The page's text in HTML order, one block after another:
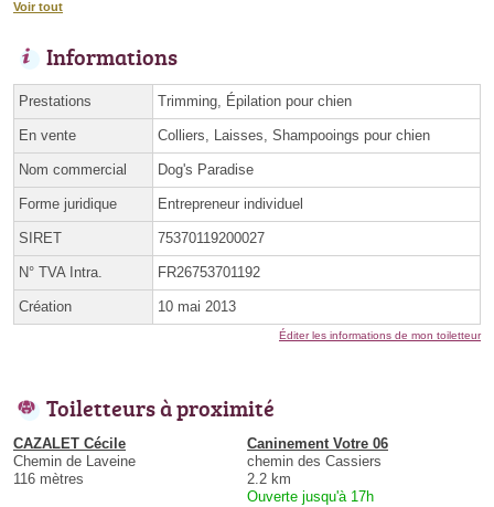
Voir tout
Informations
Prestations Trimming, Épilation pour chien
En vente Colliers, Laisses, Shampooings pour chien
Nom commercial Dog's Paradise
Forme juridique Entrepreneur individuel
SIRET 75370119200027
N° TVA Intra. FR26753701192
Création 10 mai 2013
Éditer les informations de mon toiletteur
Toiletteurs à proximité
CAZALET Cécile
Chemin de Laveine
116 mètres
Caninement Votre 06
chemin des Cassiers
2.2 km
Ouverte jusqu'à 17h